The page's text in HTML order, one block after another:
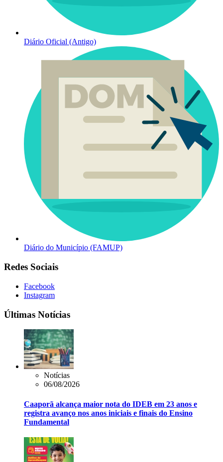
Diário Oficial (Antigo)
Diário do Município (FAMUP)
Redes Sociais
Facebook
Instagram
Últimas Notícias
Notícias
06/08/2026
Caaporã alcança maior nota do IDEB em 23 anos e
registra avanço nos anos iniciais e finais do Ensino
Fundamental